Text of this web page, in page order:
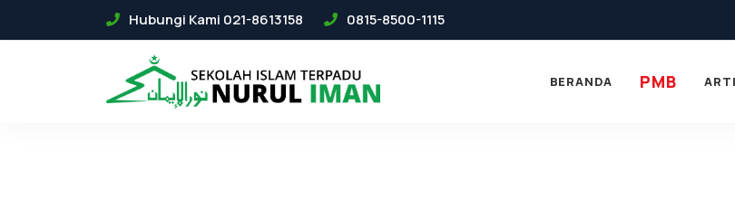
Hubungi Kami 021-8613158 0815-8500-1115
BERANDA PMB